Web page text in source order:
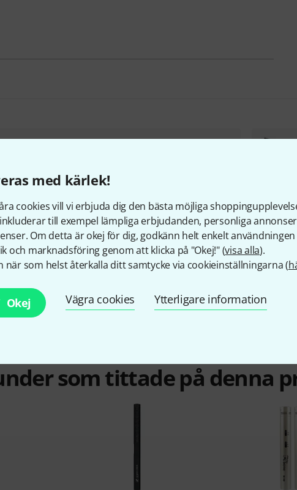
med kärlek!
cookies vill vi erbjuda dig den bästa möjliga
till exempel lämpliga erbjudanden, personliga
Om detta är okej för dig, godkänn helt enkelt
och marknadsföring genom att klicka på "Okej!" (visa alla).
när som helst återkalla ditt samtycke via cookieinställningarna (
Okej Vägra cookies Ytterligare information
+2
Skapa ett eget paket
från 3 649 kr UPP TILL 8% RABATT
som tittade på denna